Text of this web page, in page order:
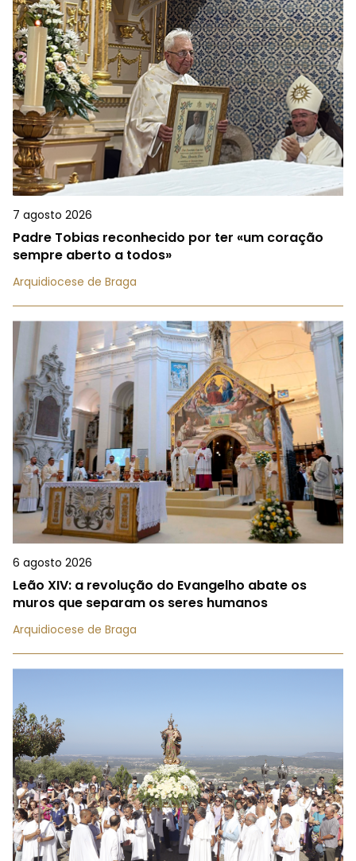
7 agosto 2026
Padre Tobias reconhecido por ter «um coração
sempre aberto a todos»
Arquidiocese de Braga
6 agosto 2026
Leão XIV: a revolução do Evangelho abate os
muros que separam os seres humanos
Arquidiocese de Braga